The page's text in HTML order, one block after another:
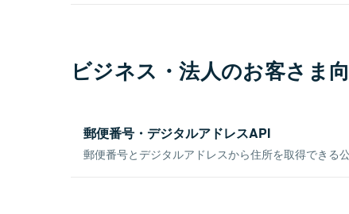
ビジネス・法人のお客さま
郵便番号・デジタルアドレスAPI
郵便番号とデジタルアドレスから住所を取得できる公